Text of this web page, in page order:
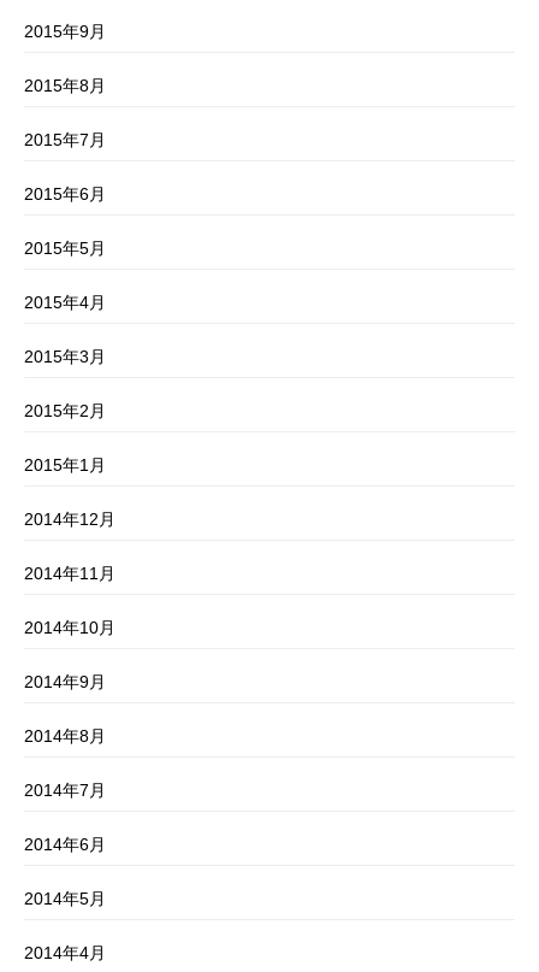
2015年9月
2015年8月
2015年7月
2015年6月
2015年5月
2015年4月
2015年3月
2015年2月
2015年1月
2014年12月
2014年11月
2014年10月
2014年9月
2014年8月
2014年7月
2014年6月
2014年5月
2014年4月